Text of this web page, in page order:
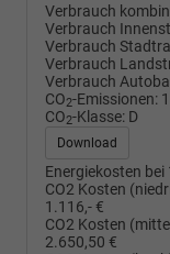
Verbrauch
Verbrauch
Verbrauch
Verbrauch
Verbrauch
CO2-Emissionen:
CO2-Klasse: D
Download
Energiekosten
CO2 Kosten
1.116,- €
CO2 Kosten
2.650,50 €